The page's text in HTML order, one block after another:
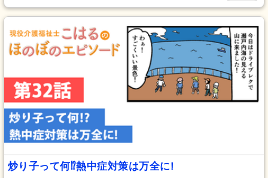
炒り子って何⁉熱中症対策は万全に!